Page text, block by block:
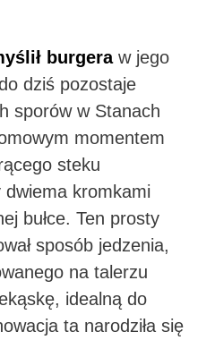
burgeraw jego
dziś pozostaje
sporów w Stanach
momentem
steku
dwiema kromkami
bułce. Ten prosty
sposób jedzenia,
na talerzu
idealną do
ta narodziła się